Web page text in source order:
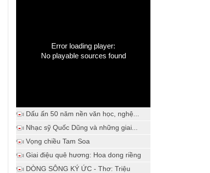
Error loading player:
No playable sources found
Dấu ấn 50 năm nền văn học, nghệ...
Nhạc sỹ Quốc Dũng và những giai...
Vọng chiều Tam Soa
Giai điệu quê hương: Hoa dong riềng
DÒNG SÔNG KÝ ỨC - Thơ: Triệu